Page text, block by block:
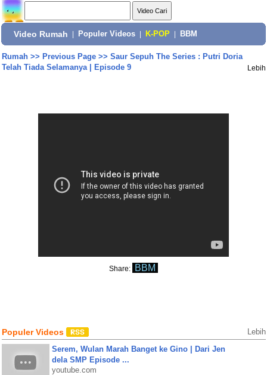
Video Rumah Populer Videos K-POP BBM
Rumah>> Previous Page>> Saur Sepuh The Series : Putri Doria
Telah Tiada Selamanya | Episode 9
Lebih
Share: BBM
Populer Videos Lebih
Serem, Wulan Marah Banget ke Gino | Dari Jen
dela SMP Episode ...
youtube.com